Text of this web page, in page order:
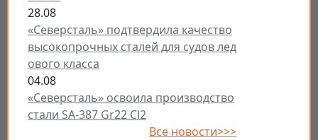
28.08
«Северсталь» подтвердила качество
высокопрочных сталей для судов лед
ового класса
04.08
«Северсталь» освоила производство
стали SA-387 Gr22 Cl2
Все новости>>>